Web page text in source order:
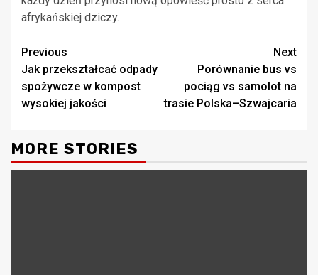
afrykańskiej dziczy.
Continue
Reading
Previous
Jak przekształcać odpady
spożywcze w kompost
wysokiej jakości
Next
Porównanie bus vs
pociąg vs samolot na
trasie Polska–Szwajcaria
MORE STORIES